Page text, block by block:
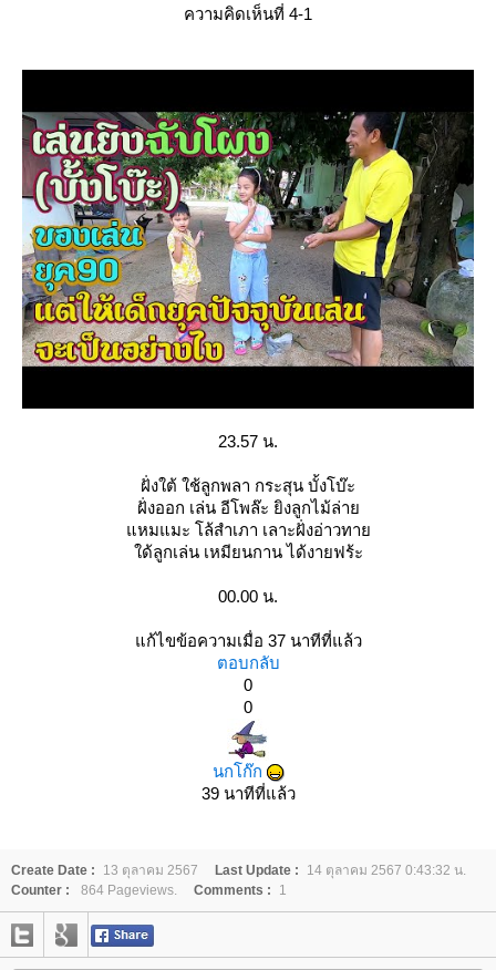
ความคิดเห็นที่ 4-1
23.57 น.
ฝั่งใต้ ใช้ลูกพลา กระสุน บั้งโบ๊ะ
ฝั่งออก เล่น อีโพล๊ะ ยิงลูกไม้ล่า
หมแมะ โล้สำเภา เลาะฝั่งอ่าวทา
ด้ลูกเล่น เหมียนกาน ได้งายฟร้ะ
00.00 น.
ก้ไขข้อความเมื่อ 37 นาทีที่แล้ว
ตอบกลับ
0
0
นกโก๊ก
39 นาทีที่แล้ว
Create Date : 13 ตุลาคม 2567 Last Update :
14 ตุลาคม 2567 0:43:32 น.
Counter :
864 Pageviews. Comments : 1